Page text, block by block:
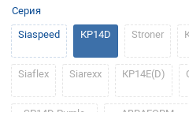
Серия
Siaspeed
КР14D Stroner
Siaflex Siarexx КР14E(D)
SP14D Purple
ABRAFORM